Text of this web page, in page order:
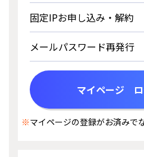
固定IPお申し込み・解約
メールパスワード再発行
マイページ ロ
※マイページの登録がお済みで